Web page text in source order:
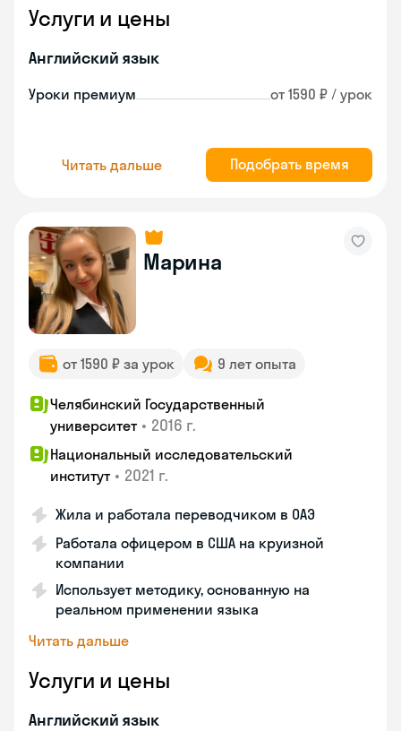
Услуги и цены
Английский язык
Уроки премиум от 1590 ₽ / урок
Читать дальше Подобрать время
Марина
от 1590 ₽ за урок 9 лет опыта
Челябинский Государственный
университет • 2016 г.
Национальный исследовательский
институт • 2021 г.
Жила и работала переводчиком в ОАЭ
Работала офицером в США на круизной
компании
Использует методику, основанную на
реальном применении языка
Читать дальше
Услуги и цены
Английский язык